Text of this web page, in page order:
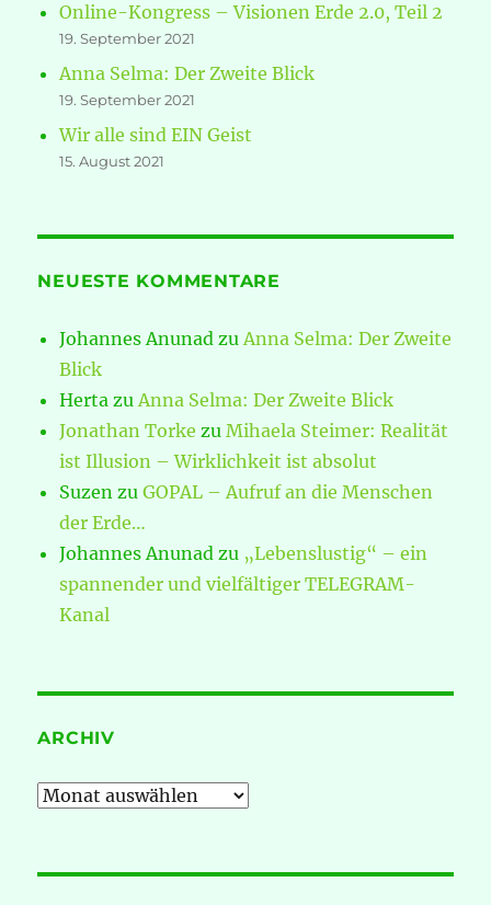
Online-Kongress – Visionen Erde 2.0, Teil 2
19. September 2021
Anna Selma: Der Zweite Blick
19. September 2021
Wir alle sind EIN Geist
15. August 2021
NEUESTE KOMMENTARE
Johannes Anunad zuAnna Selma: Der Zweite
Blick
Herta zuAnna Selma: Der Zweite Blick
Jonathan Torke zuMihaela Steimer: Realität
ist Illusion – Wirklichkeit ist absolut
Suzen zuGOPAL – Aufruf an die Menschen
der Erde…
Johannes Anunad zu „Lebenslustig“ – ein
spannender und vielfältiger TELEGRAM-
Kanal
ARCHIV
Archiv